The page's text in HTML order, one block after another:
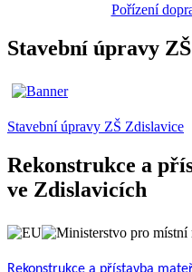
Pořízení
Stavební úpravy
Stavební úpravy ZŠ Zdislavice
Rekonstrukce a
ve Zdislavicích
Rekonstrukce a přístavba